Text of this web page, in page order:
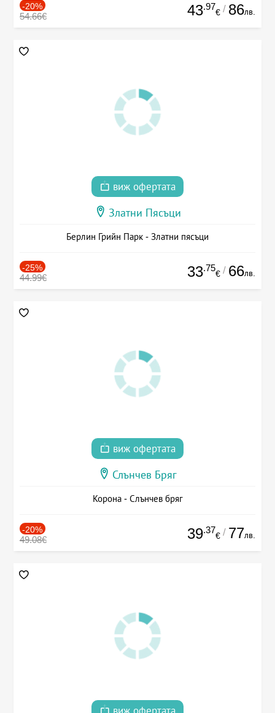
-20%
54.66€ 43.97
€ / 86лв.
виж офертата
Златни Пясъци
Берлин Грийн Парк - Златни пясъци
-25%
44.99€ 33.75
€ / 66лв.
виж офертата
Слънчев Бряг
Корона - Слънчев бряг
-20%
49.08€ 39.37
€ / 77лв.
виж офертата